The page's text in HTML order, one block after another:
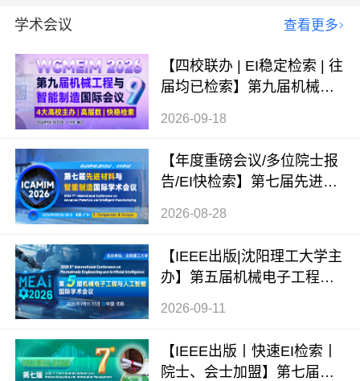
学术会议 查看更多
【四校联办 | EI稳定检索 | 往
届均已检索】第九届机械工
2026-09-18
【年度重磅会议/多位院士报
告/EI快检索】第七届先进材
2026-08-28
【IEEE出版|沈阳理工大学主
办】第五届机械电子工程与
2026-09-11
【IEEE出版丨快速EI检索丨
院士、会士加盟】第七届现